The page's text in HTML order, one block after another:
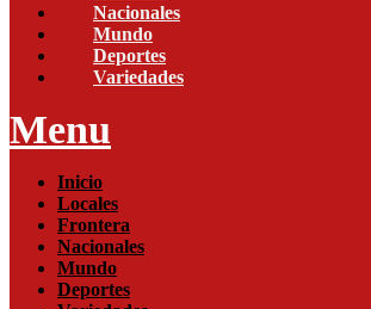
Nacionales
Mundo
Deportes
Variedades
Menu
Inicio
Locales
Frontera
Nacionales
Mundo
Deportes